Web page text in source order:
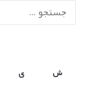
ش
ی